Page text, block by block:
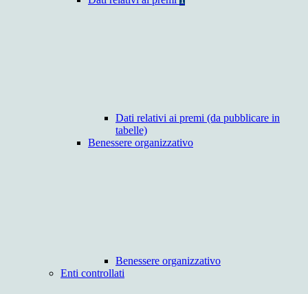
Dati relativi ai premi (da pubblicare in
tabelle)
Benessere organizzativo
Benessere organizzativo
Enti controllati